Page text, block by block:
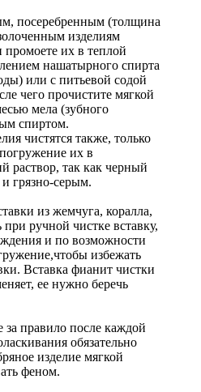
посеребренным (толщина
изделиям
промоете их в теплой
нашатырного спирта
или с питьевой содой
чего прочистите мягкой
мела (зубного
спиртом.
чистятся также, только
их в
раствор, так как черный
грязно-серым.
из жемчуга, коралла,
при ручной чистке вставку,
и по возможности
избежать
Вставка фианит чистки
ее нужно беречь
за правило после каждой
обязательно
изделие мягкой
феном.